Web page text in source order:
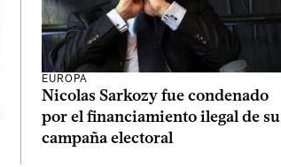
EUROPA
Nicolas Sarkozy fue condenado
por el financiamiento ilegal de su
campaña electoral